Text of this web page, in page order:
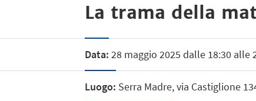
La trama della
Data: 28 maggio 2025 dalle 18:30 alle
Luogo: Serra Madre, via Castiglione